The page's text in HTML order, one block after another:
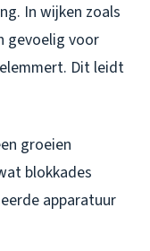
In wijken zoals
gevoelig voor
Dit leidt
groeien
blokkades
apparatuur